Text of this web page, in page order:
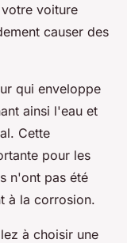
voiture
causer des
qui enveloppe
ainsi l'eau et
Cette
pour les
n'ont pas été
à la corrosion.
à choisir une